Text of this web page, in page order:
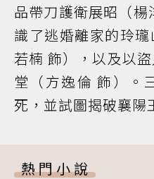
品帶刀護衛展昭（
識了逃婚離家的玲
若楠 飾），以及以
堂（方逸倫 飾）。
死，並試圖揭破襄陽
熱門小說